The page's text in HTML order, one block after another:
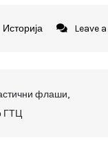
Историја Leave
флаши,
ГТЦ